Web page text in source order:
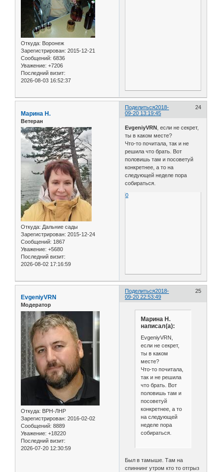
Откуда: Воронеж
Зарегистрирован: 2015-12-21
Сообщений: 6836
Уважение: +7206
Последний визит:
2026-08-03 16:52:37
Поделиться 24
2018-
09-20 13:19:45
Марина Н.
Ветеран
Откуда: Дальние сады
Зарегистрирован: 2015-12-24
Сообщений: 1867
Уважение: +5680
Последний визит:
2026-08-02 17:16:59
EvgeniyVRN
, если не секрет,
ты в каком месте?
Что-то почитала, так и не
решила что брать. Вот
половишь там и посоветуй
конкретнее, а то на
следующей неделе пора
собираться.
0
Поделиться 25
2018-
09-20 22:53:49
EvgeniyVRN
Модератор
Откуда: ВРН-ЛНР
Зарегистрирован: 2016-02-02
Сообщений: 8889
Уважение: +18220
Последний визит:
2026-07-20 12:30:59
Марина Н.
написал(а):
EvgeniyVRN,
если не секрет,
ты в каком
месте?
Что-то почитала,
так и не решила
что брать. Вот
половишь там и
посоветуй
конкретнее, а то
на следующей
неделе пора
собираться.
Был в тамыше. Там на
спиннинг утром кто то отгрыз